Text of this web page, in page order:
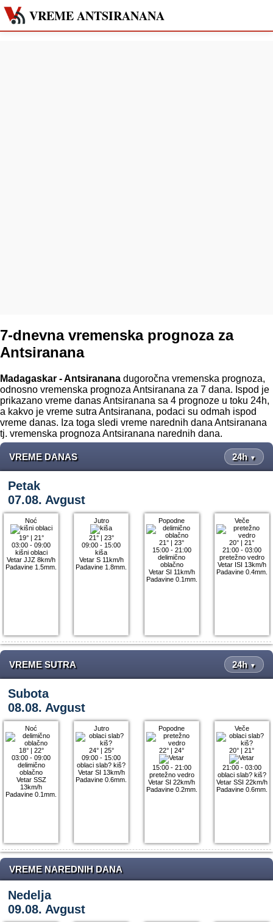
VREME ANTSIRANANA
7-dnevna vremenska prognoza za
Antsiranana
Madagaskar - Antsiranana dugoročna vremenska prognoza,
odnosno vremenska prognoza Antsiranana za 7 dana. Ispod je
prikazano vreme danas Antsiranana sa 4 prognoze u toku 24h,
a kakvo je vreme sutra Antsiranana, podaci su odmah ispod
vreme danas. Iza toga sledi vreme narednih dana Antsiranana
tj. vremenska prognoza Antsiranana narednih dana.
VREME DANAS 24h ▼
Petak
07.08. Avgust
Noć
19°| 21°
03:00 - 09:00
kišni oblaci
Vetar JJZ 8km/h
Padavine 1.5mm.
Jutro
21°| 23°
09:00 - 15:00
kiša
Vetar S 11km/h
Padavine 1.8mm.
Popodne
21° |23°
15:00 - 21:00
delimično
oblačno
Vetar SI 11km/h
Padavine 0.1mm.
Veče
20° |21°
21:00 - 03:00
pretežno vedro
Vetar ISI 13km/h
Padavine 0.4mm.
VREME SUTRA 24h ▼
Subota
08.08. Avgust
Noć
18°| 22°
03:00 - 09:00
delimično
oblačno
Vetar SSZ
13km/h
Padavine 0.1mm.
Jutro
24°| 25°
09:00 - 15:00
oblaci slab? kiš?
Vetar SI 13km/h
Padavine 0.6mm.
Popodne
22° |24°
15:00 - 21:00
pretežno vedro
Vetar SI 22km/h
Padavine 0.2mm.
Veče
20° |21°
21:00 - 03:00
oblaci slab? kiš?
Vetar SSI 22km/h
Padavine 0.6mm.
VREME NAREDNIH DANA
Nedelja
09.08. Avgust